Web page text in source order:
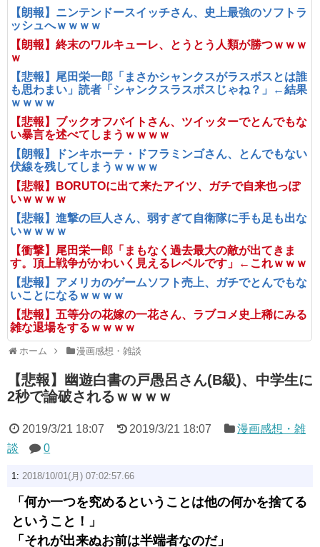
【朗報】ニンテンドースイッチさん、史上最強のソフトラ
ッシュへｗｗｗｗ
【朗報】終末のワルキューレ、とうとう人類が勝つｗｗｗ
ｗ
【悲報】尾田栄一郎「まさかシャンクスがラスボスとは誰
も思わまい」読者「シャンクスラスボスじゃね？」←結果
ｗｗｗｗ
【悲報】ブックオフバイトさん、ツイッターでとんでもな
い暴言を述べてしまうｗｗｗｗ
【朗報】ドンキホーテ・ドフラミンゴさん、とんでもない
伏線を残してしまうｗｗｗｗ
【悲報】BORUTOに出て来たアイツ、ガチで自来也っぽ
いｗｗｗｗ
【悲報】進撃の巨人さん、弱すぎて自衛隊に手も足も出な
いｗｗｗｗ
【衝撃】尾田栄一郎「まもなく過去最大の敵が出てきま
す。頂上戦争がかわいく見えるレベルです」←これｗｗｗ
【悲報】アメリカのゲームソフト売上、ガチでとんでもな
いことになるｗｗｗｗ
【悲報】五等分の花嫁の一花さん、ラブコメ史上稀にみる
雑な退場をするｗｗｗｗ
ホーム 漫画感想・雑談
【悲報】幽遊白書の戸愚呂さん(B級)、中学生に
2秒で論破されるｗｗｗｗ
2019/3/21 18:07 2019/3/21 18:07
漫画感想・雑
談
0
1: 2018/10/01(月) 07:02:57.66
「何か一つを究めるということは他の何かを捨てる
ということ！」
「それが出来ぬお前は半端者なのだ」